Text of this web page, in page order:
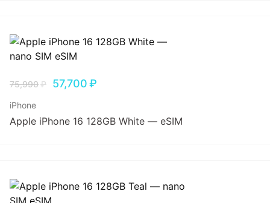
75,990₽ 57,700₽
iPhone
Apple iPhone 16 128GB White — eSIM